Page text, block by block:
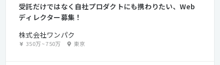
受託だけではなく自社プロダクトにも携わりたい、Web
ディレクター募集！
株式会社ワンパク
350万~750万 東京